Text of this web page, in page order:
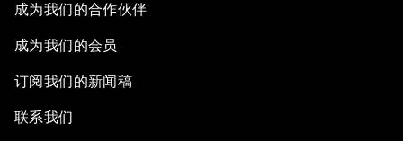
成为我们的合作伙伴
成为我们的会员
订阅我们的新闻稿
联系我们